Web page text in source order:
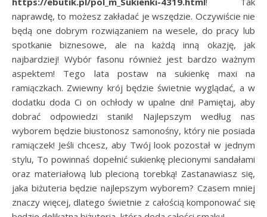
naprawdę, to możesz zakładać je wszędzie. Oczywiście nie
będą one dobrym rozwiązaniem na wesele, do pracy lub
spotkanie biznesowe, ale na każdą inną okazję, jak
najbardziej! Wybór fasonu również jest bardzo ważnym
aspektem! Tego lata postaw na sukienkę maxi na
ramiączkach. Zwiewny krój będzie świetnie wyglądać, a w
dodatku doda Ci on ochłody w upalne dni! Pamiętaj, aby
dobrać odpowiedzi stanik! Najlepszym według nas
wyborem będzie biustonosz samonośny, który nie posiada
ramiączek! Jeśli chcesz, aby Twój look pozostał w jednym
stylu, To powinnaś dopełnić sukienkę plecionymi sandałami
oraz materiałową lub plecioną torebką! Zastanawiasz się,
jaka biżuteria będzie najlepszym wyborem? Czasem mniej
znaczy więcej, dlatego świetnie z całością komponować się